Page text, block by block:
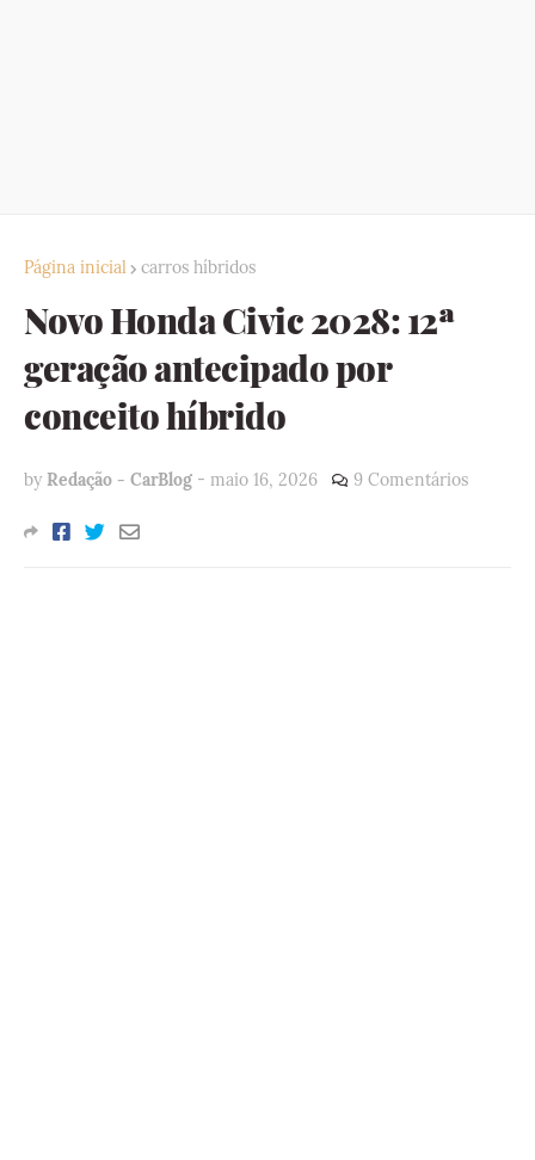
Página inicial carros híbridos
Novo Honda Civic 2028: 12ª
geração antecipado por
conceito híbrido
by Redação - CarBlog - maio 16, 2026 9 Comentários